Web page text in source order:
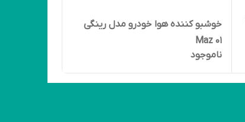
خوشبو کننده هوا خودرو مدل رینگی
Maz 01
ناموجود